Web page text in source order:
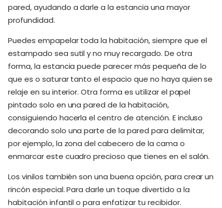
pared, ayudando a darle a la estancia una mayor
profundidad.
Puedes empapelar toda la habitación, siempre que el
estampado sea sutil y no muy recargado. De otra
forma, la estancia puede parecer más pequeña de lo
que es o saturar tanto el espacio que no haya quien se
relaje en su interior. Otra forma es utilizar el papel
pintado solo en una pared de la habitación,
consiguiendo hacerla el centro de atención. E incluso
decorando solo una parte de la pared para delimitar,
por ejemplo, la zona del cabecero de la cama o
enmarcar este cuadro precioso que tienes en el salón.
Los vinilos también son una buena opción, para crear un
rincón especial. Para darle un toque divertido a la
habitación infantil o para enfatizar tu recibidor.